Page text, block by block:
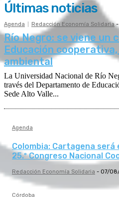
Últimas noticias
Agenda Redacción Economía Solidaria -
Río Negro: se viene un
Educación
ambiental
La Universidad Nacional de Río
través del Departamento de
Sede Alto Valle...
Agenda
Colombia: Cartagena será
25.º Congreso Nacional
Redacción Economía Solidaria - 07/
Córdoba